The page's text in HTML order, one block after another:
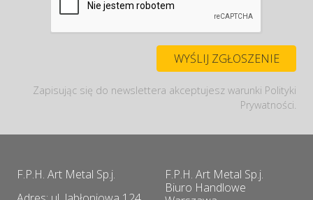
Zapisując się do newslettera akceptujesz warunki Polityki
Prywatności.
F.P.H. Art Metal Sp.j.
F.P.H. Art Metal Sp.j.
Biuro Handlowe